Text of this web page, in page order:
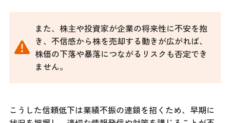
また、株主や投資家が企業の将来性に不安を抱
き、不信感から株を売却する動きが広がれば、
株価の下落や暴落につながるリスクも否定でき
ません。
こうした信頼低下は業績不振の連鎖を招くため、早期に